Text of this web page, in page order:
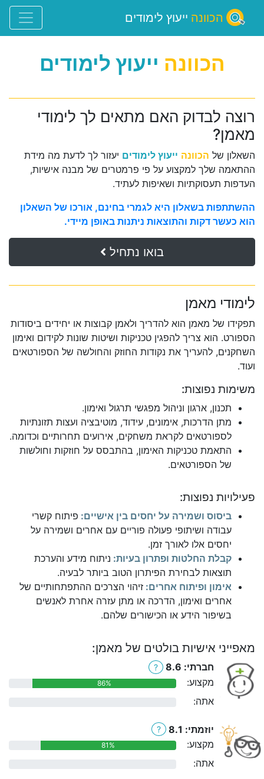
הכוונה ייעוץ לימודים
הכוונה ייעוץ לימודים
רוצה לבדוק האם מתאים לך לימודי
מאמן?
השאלון של הכוונה ייעוץ לימודים יעזור לך לדעת מה מידת
ההתאמה שלך למקצוע על פי פרמטרים של מבנה אישיות,
העדפות תעסוקתיות ושאיפות לעתיד.
ההשתתפות בשאלון היא לגמרי בחינם, אורכו של השאלון
הוא כעשר דקות והתוצאות ניתנות באופן מיידי.
בואו נתחיל
לימודי מאמן
תפקידו של מאמן הוא להדריך ולאמן קבוצות או יחידים ביסודות
הספורט. הוא צריך להפגין טכניקות ושיטות שונות לקידום ואימון
השחקנים, להעריך את נקודות החוזק והחולשה של הספורטאים
ועוד.
משימות נפוצות:
תכנון, ארגון וניהול מפגשי תרגול ואימון.
מתן הדרכות, אימונים, עידוד, מוטיבציה ועצות תזונתיות
לספורטאים לקראת משחקים, אירועים תחרותיים וכדומה.
התאמת טכניקות האימון, בהתבסס על חוזקות וחולשות
של הספורטאים.
פעילויות נפוצות:
ביסוס ושמירה על יחסים בין אישיים: פיתוח קשרי
עבודה ושיתופי פעולה פוריים עם אחרים ושמירה על
יחסים אלו לאורך זמן.
קבלת החלטות ופתרון בעיות: ניתוח מידע והערכת
תוצאות לבחירת הפיתרון הטוב ביותר לבעיה.
אימון ופיתוח אחרים: זיהוי הצרכים ההתפתחותיים של
אחרים ואימון, הדרכה או מתן עזרה אחרת לאנשים
בשיפור הידע או הכישורים שלהם.
מאפייני אישיות בולטים של מאמן:
חברתי: 8.6 ?
מקצוע: 86%
אתה:
יוזמתי: 8.1 ?
מקצוע: 81%
אתה: